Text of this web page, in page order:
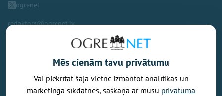
ogrenet
redaktors@ogrenet.lv
Vēlaties izteikt savu viedokli par portālu? Pamanījāt kļūdu? Ir
Mēs cienām tavu privātumu
Vai piekrītat šajā vietnē izmantot analītikas un
mārketinga sīkdatnes, saskaņā ar mūsu privātuma